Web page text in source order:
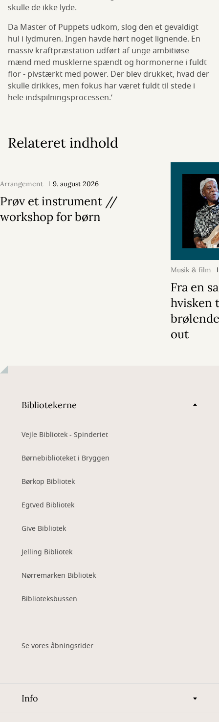
skulle de ikke lyde.
Da Master of Puppets udkom, slog den et gevaldigt
hul i lydmuren. Ingen havde hørt noget lignende. En
massiv kraftpræstation udført af unge ambitiøse
mænd med musklerne spændt og hormonerne i fuldt
flor - pivstærkt med power. Der blev drukket, hvad der
skulle drikkes, men fokus har været fuldt til stede i
hele indspilningsprocessen.’
Relateret indhold
Arrangement 9. august 2026
Prøv et instrument //
workshop for børn
Musik & film
Fra en
hvisken
out
Bibliotekerne
Vejle Bibliotek - Spinderiet
Børnebiblioteket i Bryggen
Børkop Bibliotek
Egtved Bibliotek
Give Bibliotek
Jelling Bibliotek
Nørremarken Bibliotek
Biblioteksbussen
Se vores åbningstider
Info